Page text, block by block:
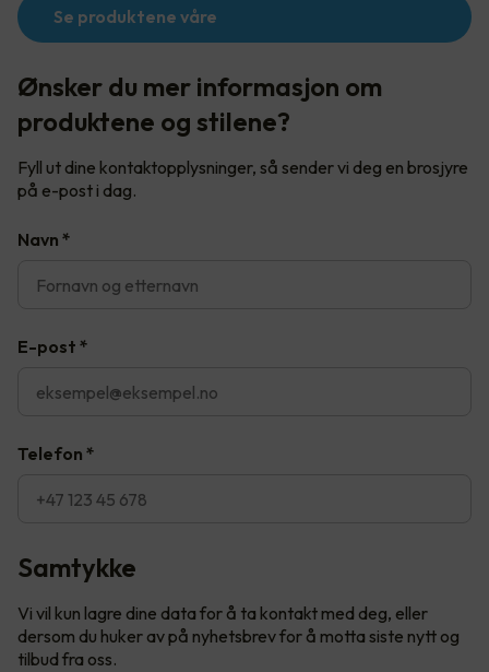
Se produktene våre
Ønsker du mer informasjon om
produktene og stilene?
Fyll ut dine kontaktopplysninger, så sender vi deg en brosjyre
på e-post i dag.
Navn *
E-post *
Telefon *
Samtykke
Vi vil kun lagre dine data for å ta kontakt med deg, eller
dersom du huker av på nyhetsbrev for å motta siste nytt og
tilbud fra oss.